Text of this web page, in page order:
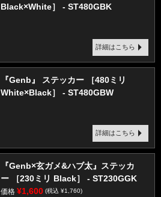
Black×White］ - ST480GBK
詳細はこちら
『Genb』 ステッカー ［480ミリ
White×Black］ - ST480GBW
詳細はこちら
『Genb×玄ガメ&ハブ太』ステッカ
ー ［230ミリ Black］ - ST230GGK
価格 ¥1,600 (税込 ¥1,760)